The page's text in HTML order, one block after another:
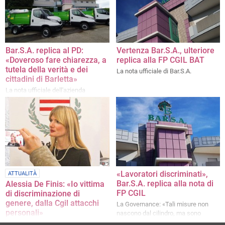
mia fiducia»
Bar.S.A. replica al PD:
«Doveroso fare chiarezza, a
tutela della verità e dei
cittadini di Barletta»
La nota ufficiale dell'azienda
Vertenza Bar.S.A., ulteriore
replica alla FP CGIL BAT
La nota ufficiale di Bar.S.A.
ATTUALITÀ
Alessia De Finis: «Io vittima
di discriminazione di
genere, dalla Cgil attacchi
personali»
«Lavoratori discriminati»,
Bar.S.A. replica alla nota di
FP CGIL
La Governance: «Tali misure non
nascono dal cilindro, ma sono
espressamente previste»